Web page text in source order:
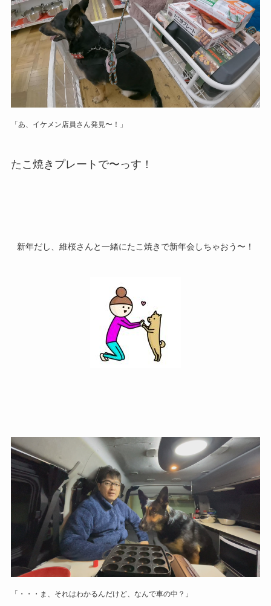
「あ、イケメン店員さん発見〜！」
たこ焼きプレートで〜っす！
新年だし、維桜さんと一緒にたこ焼きで新年会しちゃおう〜！
「・・・ま、それはわかるんだけど、なんで車の中？」